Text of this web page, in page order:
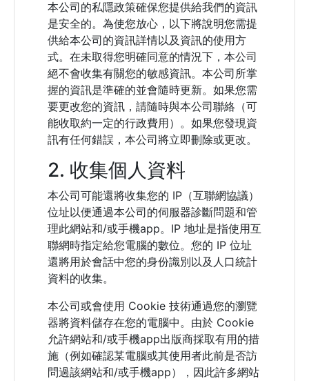
本公司的私隱政策確保您提供給我們的資訊
是安全的。為使您放心，以下將說明您需提
供給本公司的資訊詳情以及資訊的使用方
式。在未取得您明確同意的情況下，本公司
絕不會收集有關您的敏感資訊。本公司所掌
握的資訊是準確的並會隨時更新。如果您需
要更改您的資訊，請隨時與本公司聯絡（可
能收取約一定的行政費用）。如果您發現資
訊有任何錯誤，本公司將立即刪除或更改。
2. 收集個人資料
本公司可能還將收集您的 IP（互聯網協議）
位址以便通過本公司的伺服器診斷問題和管
理此網站和/或手機app。IP 地址是指使用互
聯網時指定給您電腦的數位。您的 IP 位址
還將用於會話中您的身份識別以及人口統計
資料的收集。
本公司或會使用 Cookie 技術通過您的瀏覽
器將資料儲存在您的電腦中。由於 Cookie
允許網站和/或手機app出版商採取有用的措
施（例如確認某電腦或其使用者此前是否訪
問過該網站和/或手機app），因此許多網站